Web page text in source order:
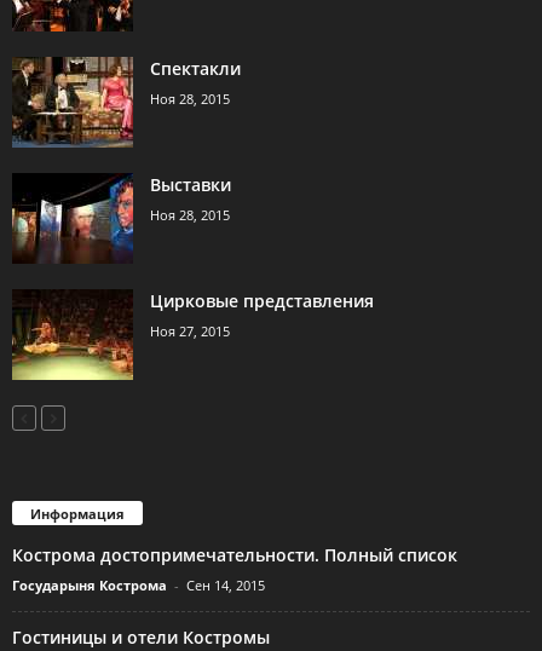
Спектакли
Ноя 28, 2015
Выставки
Ноя 28, 2015
Цирковые представления
Ноя 27, 2015
Информация
Кострома достопримечательности. Полный список
Государыня Кострома - Сен 14, 2015
Гостиницы и отели Костромы